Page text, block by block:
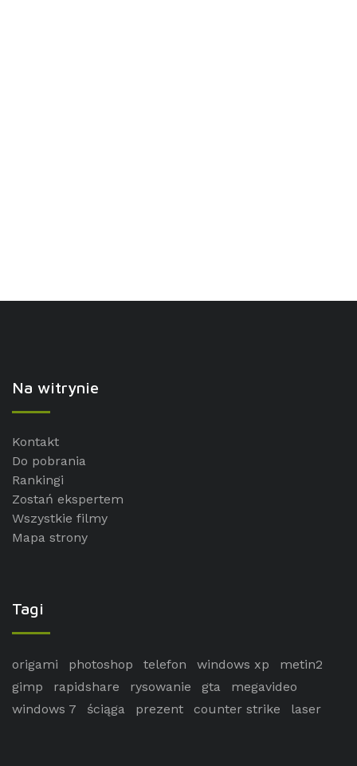
Na witrynie
Kontakt
Do pobrania
Rankingi
Zostań ekspertem
Wszystkie filmy
Mapa strony
Tagi
origami photoshop telefon windows xp
metin2
gimp
rapidshare rysowanie gta
megavideo
windows 7
ściąga prezent counter strike laser